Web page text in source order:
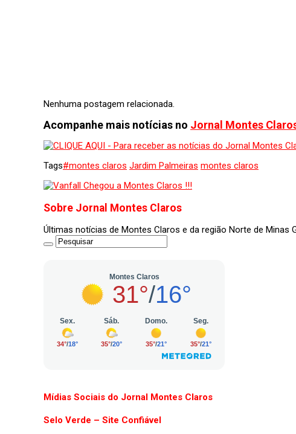
Nenhuma postagem relacionada.
Acompanhe mais notícias no Jornal Montes
Tags#montes claros Jardim Palmeiras montes claros
Sobre Jornal Montes Claros
Últimas notícias de Montes Claros e da região Norte de
Mídias Sociais do Jornal Montes Claros
Selo Verde – Site Confiável